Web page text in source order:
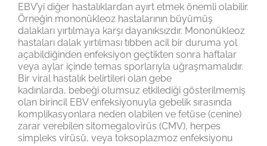
EBV’yi diğer hastalıklardan ayırt etmek önemli olabilir.
Örneğin mononükleoz hastalarının büyümüş
dalakları yırtılmaya karşı dayanıksızdır. Mononükleoz
hastaları dalak yırtılması tıbben acil bir duruma yol
açabildiğinden enfeksiyon geçtikten sonra haftalar
veya aylar içinde temas sporlarıyla uğraşmamalıdır.
Bir viral hastalık belirtileri olan gebe
kadınlarda, bebeği olumsuz etkilediği gösterilmemiş
olan birincil EBV enfeksiyonuyla gebelik sırasında
komplikasyonlara neden olabilen ve fetüse (cenine)
zarar verebilen sitomegalovirüs (CMV), herpes
simpleks virüsü, veya toksoplazmoz enfeksiyonu